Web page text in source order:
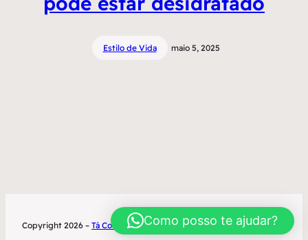
Estilo de Vida maio 5, 2025
Copyright 2026 – Tá Contratado Desenvolvimento World Office
Como posso te ajudar?